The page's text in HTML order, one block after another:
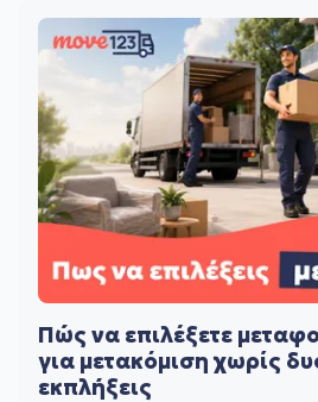
Πώς να επιλέξετε
για μετακόμιση χωρίς
εκπλήξεις